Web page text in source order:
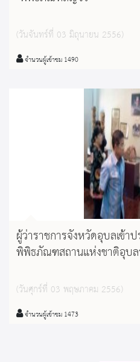
(วันจันทร์ที่ 03 มิถุนายน 2556)
จำนวนผู้เข้าชม 1490
ผู้ว่าราชการจังหวัดอุบลเข้า
พิพิธภัณฑสถานแห่งชาติอุบ
(วันศุกร์ที่ 03 พฤษภาคม 2556)
จำนวนผู้เข้าชม 1473